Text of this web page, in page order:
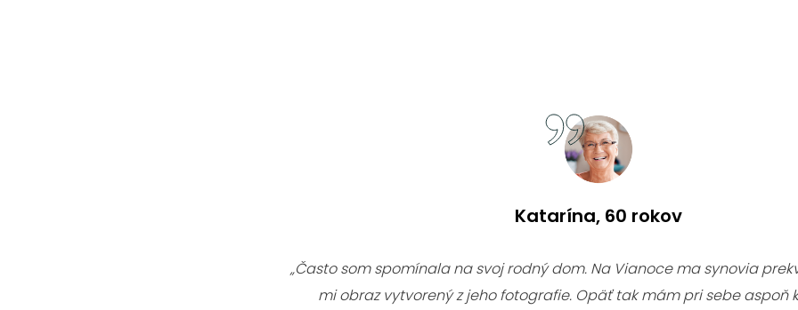
Katarína, 60 rokov
„Často som spomínala na svoj rodný dom. Na Vianoce ma synovia
mi obraz vytvorený z jeho fotografie. Opäť tak mám pri sebe aspoň